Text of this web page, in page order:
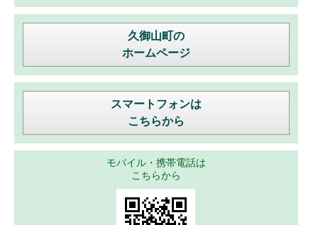
久御山町の
ホームページ
スマートフォンは
こちらから
モバイル・携帯電話は
こちらから